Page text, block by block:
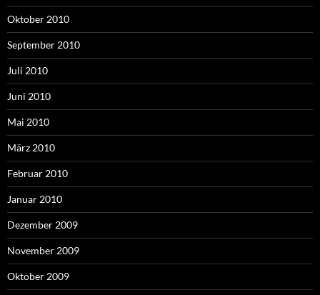
Oktober 2010
September 2010
Juli 2010
Juni 2010
Mai 2010
März 2010
Februar 2010
Januar 2010
Dezember 2009
November 2009
Oktober 2009